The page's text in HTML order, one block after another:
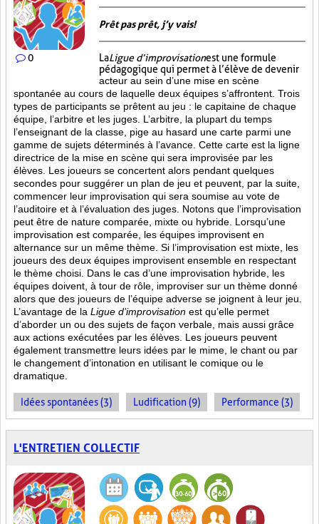
0
Prêt pas prêt, j’y vais!
LaLigue d’improvisationest une formule
pédagogique qui permet à l’élève de devenir
acteur au sein d’une mise en scène
spontanée au cours de laquelle deux équipes s’affrontent. Trois
types de participants se prêtent au jeu : le capitaine de chaque
équipe, l’arbitre et les juges. L’arbitre, la plupart du temps
l’enseignant de la classe, pige au hasard une carte parmi une
gamme de sujets déterminés à l’avance. Cette carte est la ligne
directrice de la mise en scène qui sera improvisée par les
élèves. Les joueurs se concertent alors pendant quelques
secondes pour suggérer un plan de jeu et peuvent, par la suite,
commencer leur improvisation qui sera soumise au vote de
l’auditoire et à l’évaluation des juges. Notons que l’improvisation
peut être de nature comparée, mixte ou hybride. Lorsqu’une
improvisation est comparée, les équipes improvisent en
alternance sur un même thème. Si l’improvisation est mixte, les
joueurs des deux équipes improvisent ensemble en respectant
le thème choisi. Dans le cas d’une improvisation hybride, les
équipes doivent, à tour de rôle, improviser sur un thème donné
alors que des joueurs de l’équipe adverse se joignent à leur jeu.
L’avantage de la Ligue d’improvisation est qu’elle permet
d’aborder un ou des sujets de façon verbale, mais aussi grâce
aux actions exécutées par les élèves. Les joueurs peuvent
également transmettre leurs idées par le mime, le chant ou par
le changement d’intonation en utilisant le comique ou le
dramatique.
Idées spontanées (3) Ludification (9) Performance (3)
L'ENTRETIEN COLLECTIF